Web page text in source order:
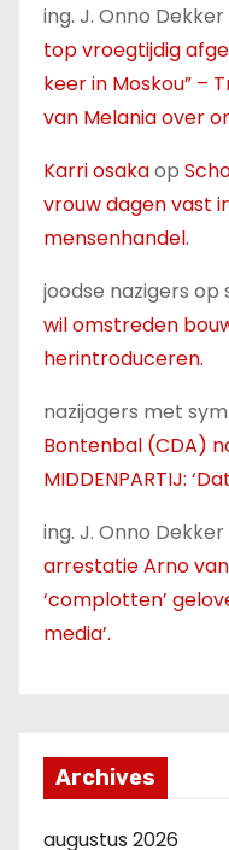
ing. J. Onno Dekker
top vroegtijdig
keer in Moskou” –
van Melania over
Karri osakaop
vrouw dagen vast
mensenhandel.
joodse nazigers op
wil omstreden
herintroduceren.
nazijagers met
Bontenbal (CDA)
MIDDENPARTIJ:
ing. J. Onno Dekker
arrestatie Arno
‘complotten’
media’.
Archives
augustus 2026